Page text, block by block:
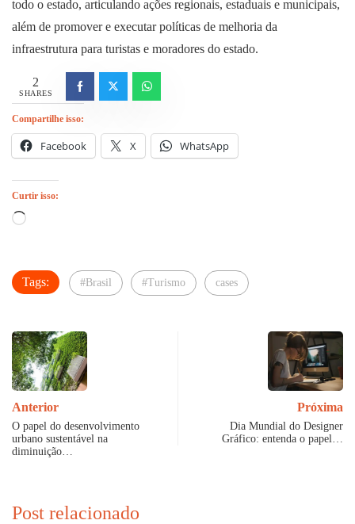
todo o estado, articulando ações regionais, estaduais e municipais,
além de promover e executar políticas de melhoria da
infraestrutura para turistas e moradores do estado.
2
SHARES
Compartilhe isso:
Facebook X WhatsApp
Curtir isso:
Carregando...
Tags: #Brasil #Turismo cases
Anterior
O papel do desenvolvimento
urbano sustentável na
diminuição…
Próxima
Dia Mundial do Designer
Gráfico: entenda o papel…
Post relacionado